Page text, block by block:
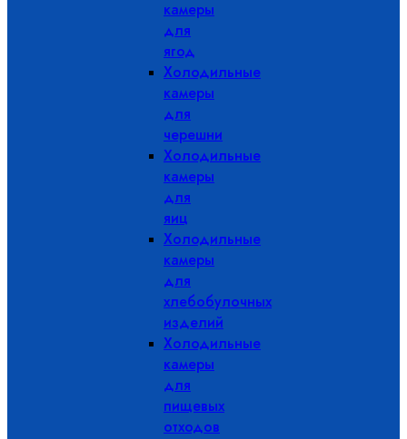
камеры
для
ягод
Холодильные
камеры
для
черешни
Холодильные
камеры
для
яиц
Холодильные
камеры
для
хлебобулочных
изделий
Холодильные
камеры
для
пищевых
отходов